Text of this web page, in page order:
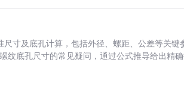
尺寸及底孔计算，包括外径、螺距、公差等关
螺纹底孔尺寸的常见疑问，通过公式推导给出精